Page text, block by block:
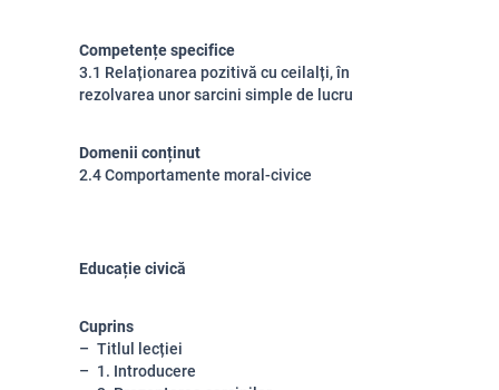
Competențe specifice
3.1 Relaționarea pozitivă cu ceilalți, în
rezolvarea unor sarcini simple de lucru
Domenii conținut
2.4 Comportamente moral-civice
Educație civică
Cuprins
Titlul lecției
1. Introducere